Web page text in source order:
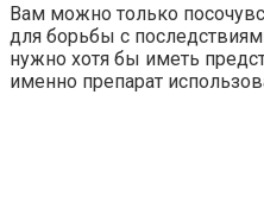
Вам можно только
для борьбы с
нужно хотя бы иметь
именно препарат